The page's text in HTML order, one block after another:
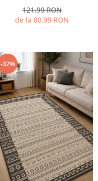
121,99 RON
de la 80,99 RON
-37%